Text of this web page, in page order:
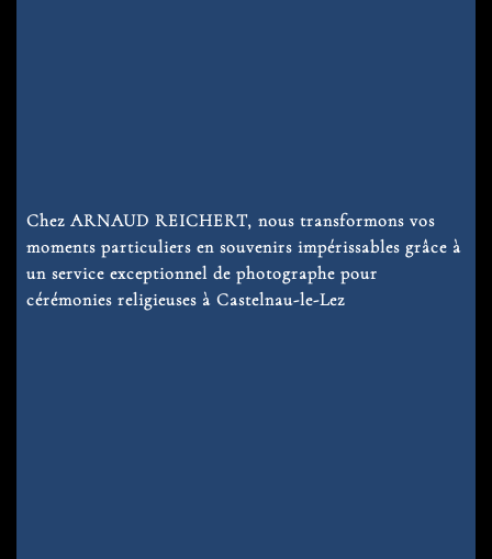
Chez ARNAUD REICHERT, nous transformons vos
moments particuliers en souvenirs impérissables grâce à
un service exceptionnel de photographe pour
cérémonies religieuses à Castelnau-le-Lez